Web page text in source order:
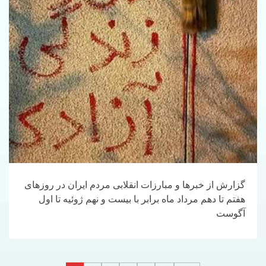
گزارش از خبرها و مبارزات انقلابی مردم ایران در روزهای
هفتم تا دهم مرداد ماه برابر با بیست و نهم ژوئیه تا اول
آگوست